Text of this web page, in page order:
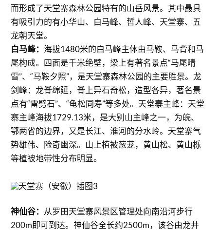
而形成了天堂寨森林公园特有的山岳风景。其中最具
有吸引力的有小华山、白马峰、哲人峰、天堂寨、五
龙朝天堂。
白马峰： 海拔1480米的白马峰主体由马鞍、马背和马
尾构成。四面是千米绝壁，梁上有著名景点“马尾晴
雪”、“马鞍夕照”，是天堂寨森林公园的主要胜景。龙
剑峰：龙脊绵延，脊上异石奇松，造型各异，著名景
点有“雷劈石”、“龟松同寿”等多处。天堂寨主峰：天堂
寨主峰海拔1729.13米，是大别山主峰之一，为皖、
鄂两省的边界，又是长江、淮河的分水岭。天堂寨气
势雄伟、险奇幽深。山上植被葱茏，黄山松、黄山栎
等植被地带性分布明显。
神仙谷： 从罗田天堂寨风景区管理处向南沿河步行
200m即可到达。神仙谷全长约2500m，该谷由龙井